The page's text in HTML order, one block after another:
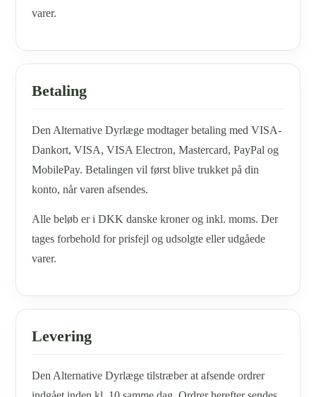
varer.
Betaling
Den Alternative Dyrlæge modtager betaling med VISA-
Dankort, VISA, VISA Electron, Mastercard, PayPal og
MobilePay. Betalingen vil først blive trukket på din
konto, når varen afsendes.
Alle beløb er i DKK danske kroner og inkl. moms. Der
tages forbehold for prisfejl og udsolgte eller udgåede
varer.
Levering
Den Alternative Dyrlæge tilstræber at afsende ordrer